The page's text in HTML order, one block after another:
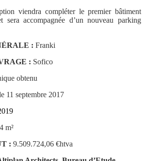
viendra compléter le premier bâtiment
sera accompagnée d’un nouveau parking
: Franki
: Sofico
obtenu
11 septembre 2017
m²
: 9.509.724,06 €htva